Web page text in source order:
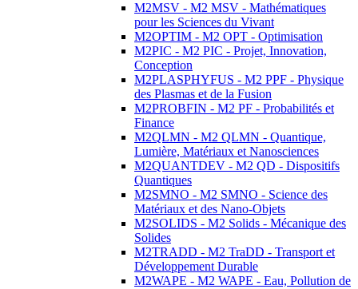
M2MSV - M2 MSV - Mathématiques
pour les Sciences du Vivant
M2OPTIM - M2 OPT - Optimisation
M2PIC - M2 PIC - Projet, Innovation,
Conception
M2PLASPHYFUS - M2 PPF - Physique
des Plasmas et de la Fusion
M2PROBFIN - M2 PF - Probabilités et
Finance
M2QLMN - M2 QLMN - Quantique,
Lumière, Matériaux et Nanosciences
M2QUANTDEV - M2 QD - Dispositifs
Quantiques
M2SMNO - M2 SMNO - Science des
Matériaux et des Nano-Objets
M2SOLIDS - M2 Solids - Mécanique des
Solides
M2TRADD - M2 TraDD - Transport et
Développement Durable
M2WAPE - M2 WAPE - Eau, Pollution de